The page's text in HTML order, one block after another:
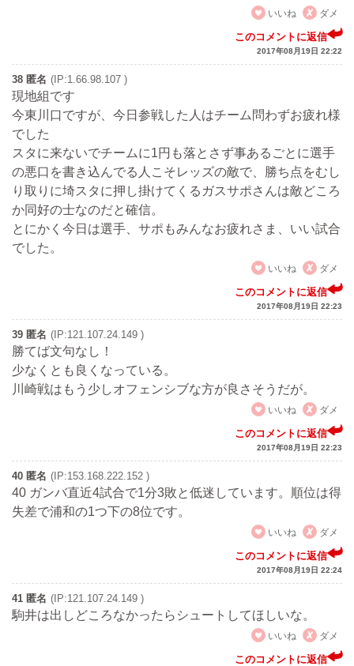
いいね
ダメ
このコメントに返信
2017年08月19日 22:22
38 匿名 (IP:1.66.98.107 )
現地組です
今東川口ですが、今日参戦した人はチーム問わずお疲れ様
でした
スタに来ないでチームに1円も落とさず事あるごとに選手
の悪口を書き込んでる人こそレッズの敵で、勝ち点をむし
り取りに埼スタに押し掛けてくるガスサポさんは敵どころ
か同好の士なのだと確信。
とにかく今日は選手、サポもみんなお疲れさま、いい試合
でした。
いいね
ダメ
このコメントに返信
2017年08月19日 22:23
39 匿名 (IP:121.107.24.149 )
勝てば文句なし！
少なくとも良くなっている。
川崎戦はもう少しオフェンシブな方が良さそうだが。
いいね
ダメ
このコメントに返信
2017年08月19日 22:23
40 匿名 (IP:153.168.222.152 )
40 ガンバ直近4試合で1分3敗と低迷しています。順位は得
失差で浦和の1つ下の8位です。
いいね
ダメ
このコメントに返信
2017年08月19日 22:24
41 匿名 (IP:121.107.24.149 )
駒井は出しどころなかったらシュートしてほしいな。
いいね
ダメ
このコメントに返信